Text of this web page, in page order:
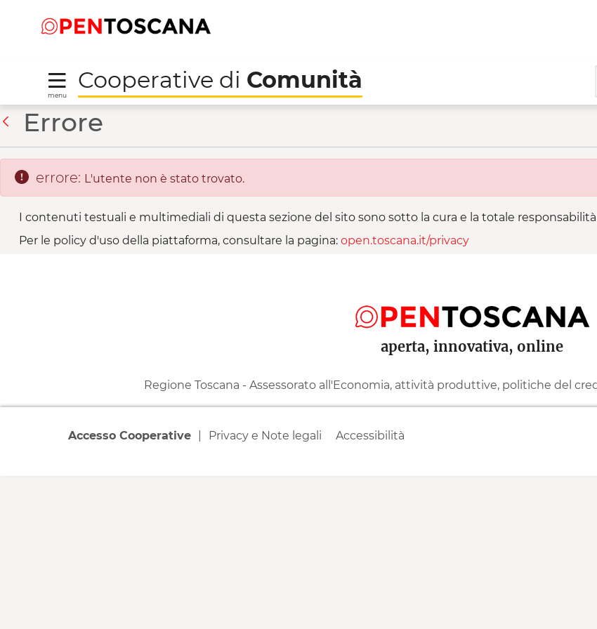
menu
Cooperative di Comunità
Vallesanta di Corezzo - Cooperative di
Errore
errore: L'utente non è stato trovato.
I contenuti testuali e multimediali di questa sezione del sito sono sotto la cura e la totale
Per le policy d'uso della piattaforma, consultare la pagina: open.toscana.it/privacy
aperta, innovativa, online
Regione Toscana - Assessorato all'Economia, attività produttive, politiche del
Accesso Cooperative Privacy e Note legali Accessibilità